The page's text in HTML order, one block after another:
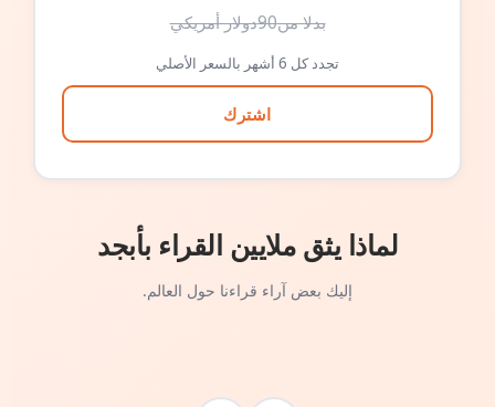
بدلا من90دولار أمريكي
تجدد كل 6 أشهر بالسعر الأصلي
اشترك
لماذا يثق ملايين القراء بأبجد
إليك بعض آراء قراءنا حول العالم.